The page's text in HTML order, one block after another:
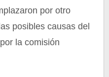
por otro
posibles causas del
la comisión